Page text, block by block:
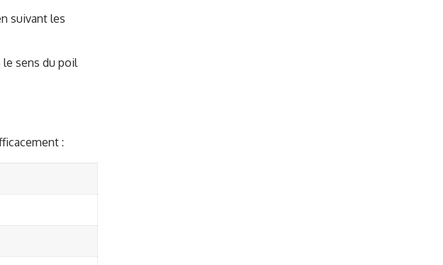
suivant les
le sens du poil
: